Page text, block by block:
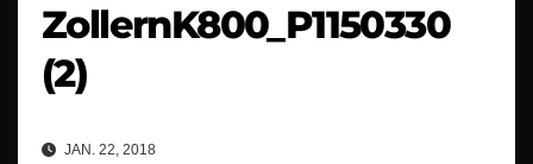
ZollernK800_P1150330
(2)
JAN. 22, 2018